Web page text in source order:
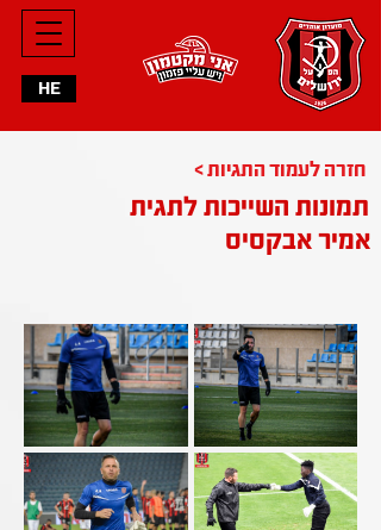
HE
< חזרה לעמוד התגיות
תמונות השייכות לתגית
אמיר אבקסיס